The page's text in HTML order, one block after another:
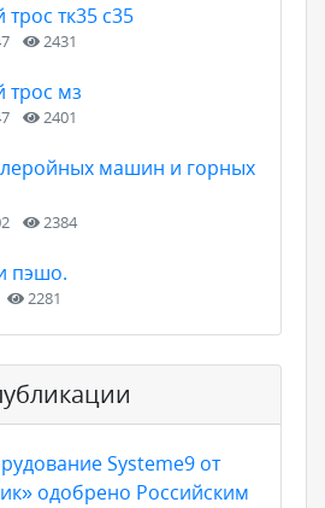
тк35 с35
2431
трос мз
2401
машин и горных
2384
пэшо.
2281
Systeme9 от
одобрено Российским